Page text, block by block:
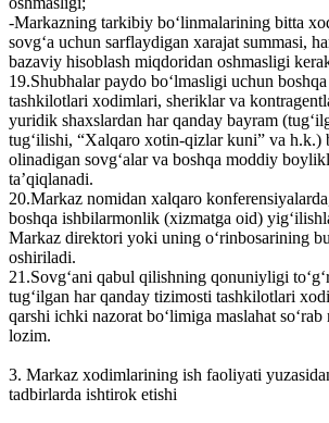
-Markazning tarkibiy bo‘linmalarining bitta
sovg‘a uchun sarflaydigan xarajat summasi,
bazaviy hisoblash miqdoridan oshmasligi
19.Shubhalar paydo bo‘lmasligi uchun
tashkilotlari xodimlari, sheriklar va
yuridik shaxslardan har qanday bayram
tug‘ilishi, “Xalqaro xotin-qizlar kuni” va h.k.)
olinadigan sovg‘alar va boshqa moddiy
ta’qiqlanadi.
20.Markaz nomidan xalqaro
boshqa ishbilarmonlik (xizmatga oid)
Markaz direktori yoki uning o‘rinbosarining
oshiriladi.
21.Sovg‘ani qabul qilishning qonuniyligi
tug‘ilgan har qanday tizimosti tashkilotlari
qarshi ichki nazorat bo‘limiga maslahat
lozim.
3. Markaz xodimlarining ish faoliyati
tadbirlarda ishtirok etishi